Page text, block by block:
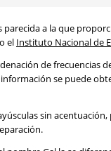
parecida a la que
el Instituto Nacional de
de frecuencias
se puede
sin